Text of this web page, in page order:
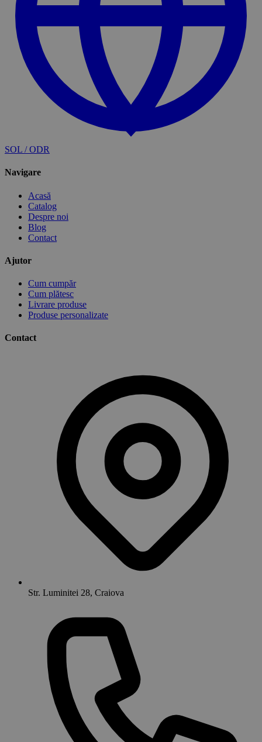
SOL / ODR
Navigare
Acasă
Catalog
Despre noi
Blog
Contact
Ajutor
Cum cumpăr
Cum plătesc
Livrare produse
Produse personalizate
Contact
Str. Luminitei 28, Craiova